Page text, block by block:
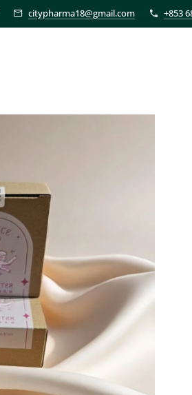
citypharma18@gmail.com +853